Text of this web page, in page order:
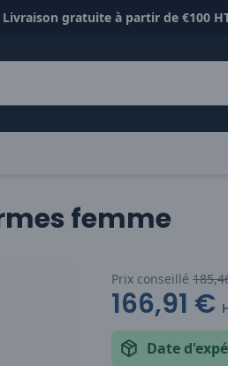
Livraison gratuite à partir de €100
femme
Prix conseillé
166,91 €
Date